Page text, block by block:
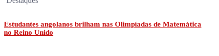
Estudantes angolanos brilham nas Olimpíadas de Matemática
no Reino Unido